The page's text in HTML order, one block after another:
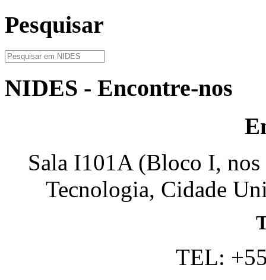
Pesquisar
NIDES - Encontre-nos
Sala I101A (Bloco I,
Tecnologia, Cidade
TEL: